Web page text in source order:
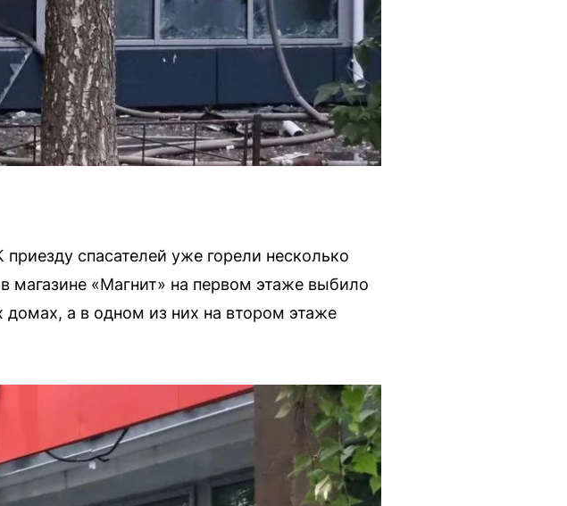
спасателей уже горели несколько
магазине «Магнит» на первом этаже выбило
домах, а в одном из них на втором этаже